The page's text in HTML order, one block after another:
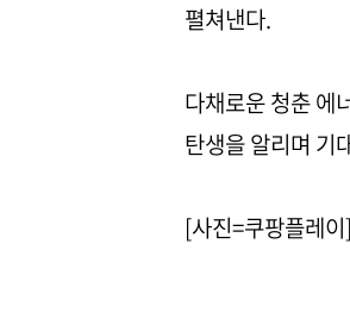
펼쳐낸다.
다채로운 청춘 에
탄생을 알리며 기
[사진=쿠팡플레이]